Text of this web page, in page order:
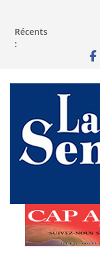
Récents
: